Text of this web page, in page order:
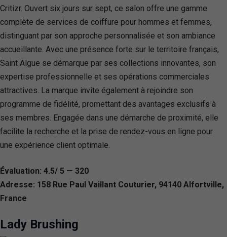
Critizr. Ouvert six jours sur sept, ce salon offre une gamme
complète de services de coiffure pour hommes et femmes,
distinguant par son approche personnalisée et son ambiance
accueillante. Avec une présence forte sur le territoire français,
Saint Algue se démarque par ses collections innovantes, son
expertise professionnelle et ses opérations commerciales
attractives. La marque invite également à rejoindre son
programme de fidélité, promettant des avantages exclusifs à
ses membres. Engagée dans une démarche de proximité, elle
facilite la recherche et la prise de rendez-vous en ligne pour
une expérience client optimale.
Évaluation: 4.5/ 5 — 320
Adresse: 158 Rue Paul Vaillant Couturier, 94140 Alfortville,
France
Lady Brushing